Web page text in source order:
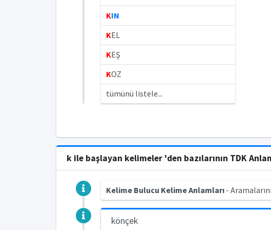
KIN
KEL
KEŞ
KOZ
tümünü listele...
k ile başlayan kelimeler 'den bazılarının TDK
Kelime Bulucu Kelime Anlamları -
könçek